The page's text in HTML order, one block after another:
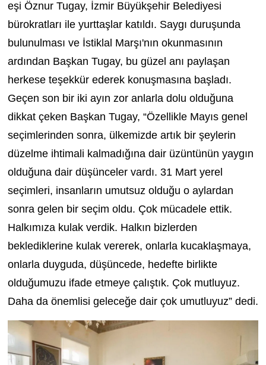
eşi Öznur Tugay, İzmir Büyükşehir Belediyesi
bürokratları ile yurttaşlar katıldı. Saygı duruşunda
bulunulması ve İstiklal Marşı'nın okunmasının
ardından Başkan Tugay, bu güzel anı paylaşan
herkese teşekkür ederek konuşmasına başladı.
Geçen son bir iki ayın zor anlarla dolu olduğuna
dikkat çeken Başkan Tugay, “Özellikle Mayıs genel
seçimlerinden sonra, ülkemizde artık bir şeylerin
düzelme ihtimali kalmadığına dair üzüntünün yaygın
olduğuna dair düşünceler vardı. 31 Mart yerel
seçimleri, insanların umutsuz olduğu o aylardan
sonra gelen bir seçim oldu. Çok mücadele ettik.
Halkımıza kulak verdik. Halkın bizlerden
beklediklerine kulak vererek, onlarla kucaklaşmaya,
onlarla duyguda, düşüncede, hedefte birlikte
olduğumuzu ifade etmeye çalıştık. Çok mutluyuz.
Daha da önemlisi geleceğe dair çok umutluyuz” dedi.